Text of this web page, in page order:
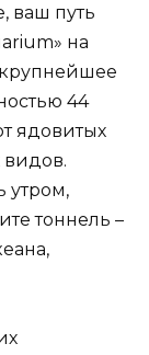
ваш путь
на
крупнейшее
44
ядовитых
видов.
утром,
тоннель –